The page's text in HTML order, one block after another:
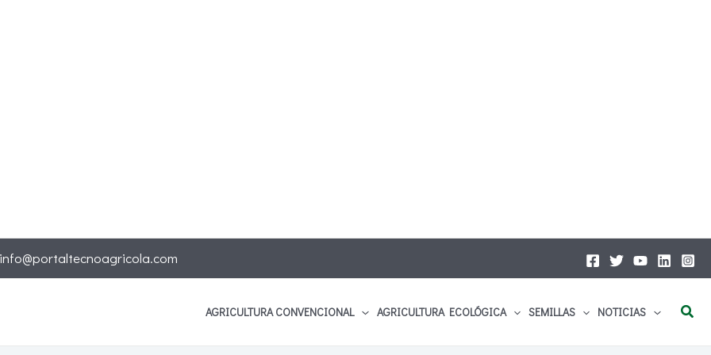
info@portaltecnoagricola.com
AGRICULTURA CONVENCIONAL AGRICULTURA ECOLÓGICA SEMILLAS NOTICIAS